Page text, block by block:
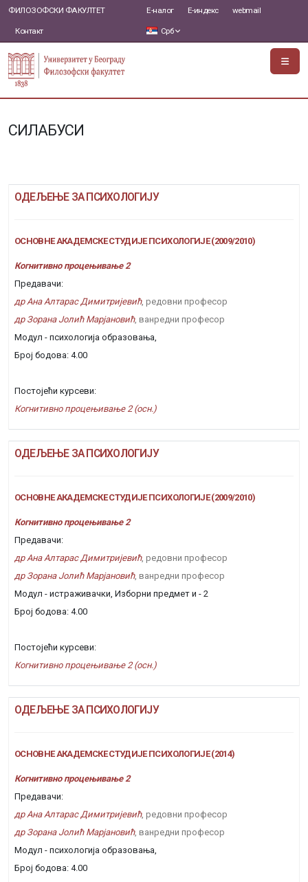
ФИЛОЗОФСКИ ФАКУЛТЕТ
Контакт
Е-налог Е-индекс webmail
Срб
СИЛАБУСИ
ОДЕЉЕЊЕ ЗА ПСИХОЛОГИЈУ
ОСНОВНЕ АКАДЕМСКЕ СТУДИЈЕ ПСИХОЛОГИЈЕ (2009/2010)
Когнитивно процењивање 2
Предавачи:
др Ана Алтарас Димитријевић, редовни професор
др Зорана Јолић Марјановић, ванредни професор
Модул - психологија образовања,
Број бодова: 4.00
Постојећи курсеви:
Когнитивно процењивање 2 (осн.)
ОДЕЉЕЊЕ ЗА ПСИХОЛОГИЈУ
ОСНОВНЕ АКАДЕМСКЕ СТУДИЈЕ ПСИХОЛОГИЈЕ (2009/2010)
Когнитивно процењивање 2
Предавачи:
др Ана Алтарас Димитријевић, редовни професор
др Зорана Јолић Марјановић, ванредни професор
Модул - истраживачки, Изборни предмет и - 2
Број бодова: 4.00
Постојећи курсеви:
Когнитивно процењивање 2 (осн.)
ОДЕЉЕЊЕ ЗА ПСИХОЛОГИЈУ
ОСНОВНЕ АКАДЕМСКЕ СТУДИЈЕ ПСИХОЛОГИЈЕ (2014)
Когнитивно процењивање 2
Предавачи:
др Ана Алтарас Димитријевић, редовни професор
др Зорана Јолић Марјановић, ванредни професор
Модул - психологија образовања,
Број бодова: 4.00